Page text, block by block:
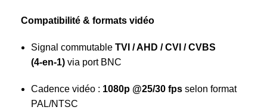
Compatibilité & formats vidéo
Signal commutable TVI / AHD / CVI / CVBS
(4‑en‑1) via port BNC
Cadence vidéo : 1080p @25/30 fps selon format
PAL/NTSC